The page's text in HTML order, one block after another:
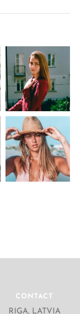
CONTACT
RIGA, LATVIA